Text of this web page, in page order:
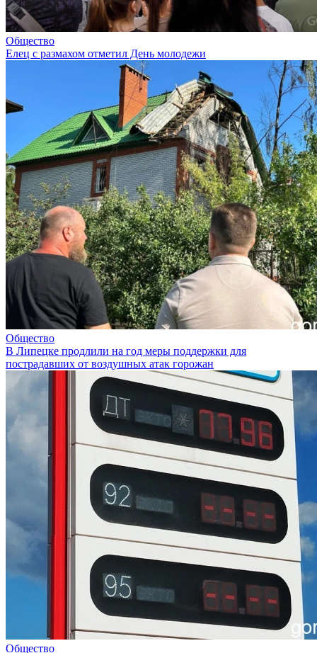
Общество
Елец с размахом отметил День молодежи
Общество
В Липецке продлили на год меры поддержки для
пострадавших от воздушных атак горожан
Общество